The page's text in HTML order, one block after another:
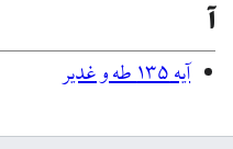
آ
آیه ۱۳۵ طه و غدیر